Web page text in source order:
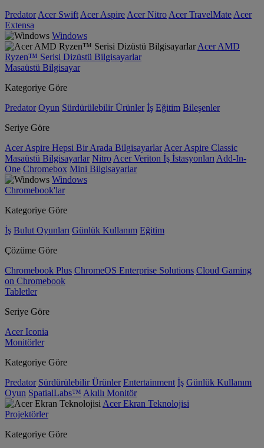
Predator Acer Swift Acer Aspire Acer Nitro Acer TravelMate Acer
Extensa
Windows
Acer AMD
Ryzen™ Serisi Dizüstü Bilgisayarlar
Masaüstü Bilgisayar
Kategoriye Göre
Predator Oyun Sürdürülebilir Ürünler İş Eğitim Bileşenler
Seriye Göre
Acer Aspire Hepsi Bir Arada Bilgisayarlar Acer Aspire Classic
Masaüstü Bilgisayarlar Nitro Acer Veriton İş İstasyonları Add-In-
One Chromebox Mini Bilgisayarlar
Windows
Chromebook'lar
Kategoriye Göre
İş Bulut Oyunları Günlük Kullanım Eğitim
Çözüme Göre
Chromebook Plus ChromeOS Enterprise Solutions Cloud Gaming
on Chromebook
Tabletler
Seriye Göre
Acer Iconia
Monitörler
Kategoriye Göre
Predator Sürdürülebilir Ürünler Entertainment İş Günlük Kullanım
Oyun SpatialLabs™ Akıllı Monitör
Acer Ekran Teknolojisi
Projektörler
Kategoriye Göre